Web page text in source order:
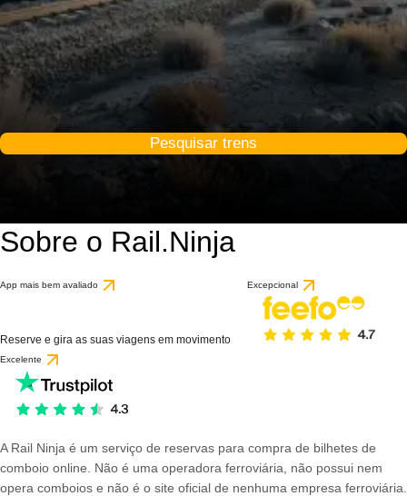
Pesquisar trens
Sobre o Rail.Ninja
App mais bem avaliado
Reserve e gira as suas viagens em movimento
Excepcional
Excelente
A Rail Ninja é um serviço de reservas para compra de bilhetes de
comboio online. Não é uma operadora ferroviária, não possui nem
opera comboios e não é o site oficial de nenhuma empresa ferroviária.